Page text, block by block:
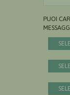
PUOI